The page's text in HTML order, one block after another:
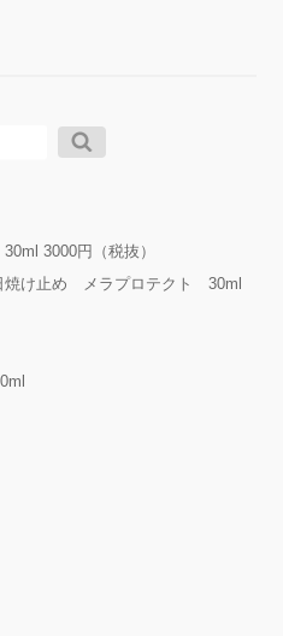
3000円（税抜）
焼け止め メラプロテクト 30ml